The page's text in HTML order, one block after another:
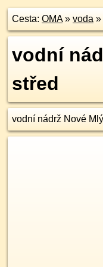
Cesta: OMA» voda »
vodní
střed
vodní nádrž Nové